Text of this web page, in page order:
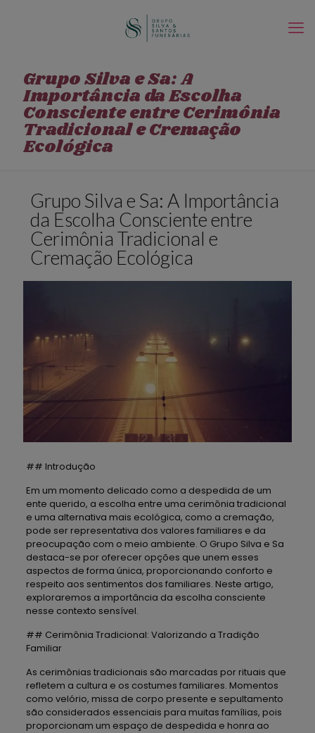
Grupo Silva e Sa: A
Importância da Escolha
Consciente entre Cerimônia
Tradicional e Cremação
Ecológica
Grupo Silva e Sa: A Importância
da Escolha Consciente entre
Cerimônia Tradicional e
Cremação Ecológica
## Introdução
Em um momento delicado como a despedida de um
ente querido, a escolha entre uma cerimônia tradicional
e uma alternativa mais ecológica, como a cremação,
pode ser representativa dos valores familiares e da
preocupação com o meio ambiente. O Grupo Silva e Sa
destaca-se por oferecer opções que unem esses
aspectos de forma única, proporcionando conforto e
respeito aos sentimentos dos familiares. Neste artigo,
exploraremos a importância da escolha consciente
nesse contexto sensível.
## Cerimônia Tradicional: Valorizando a Tradição
Familiar
As cerimônias tradicionais são marcadas por rituais que
refletem a cultura e os costumes familiares. Momentos
como velório, missa de corpo presente e sepultamento
são considerados essenciais para muitas famílias, pois
proporcionam um espaço de despedida e honra ao